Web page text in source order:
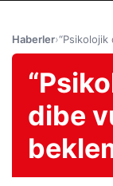
Haberler›“Psikolojik
dibe